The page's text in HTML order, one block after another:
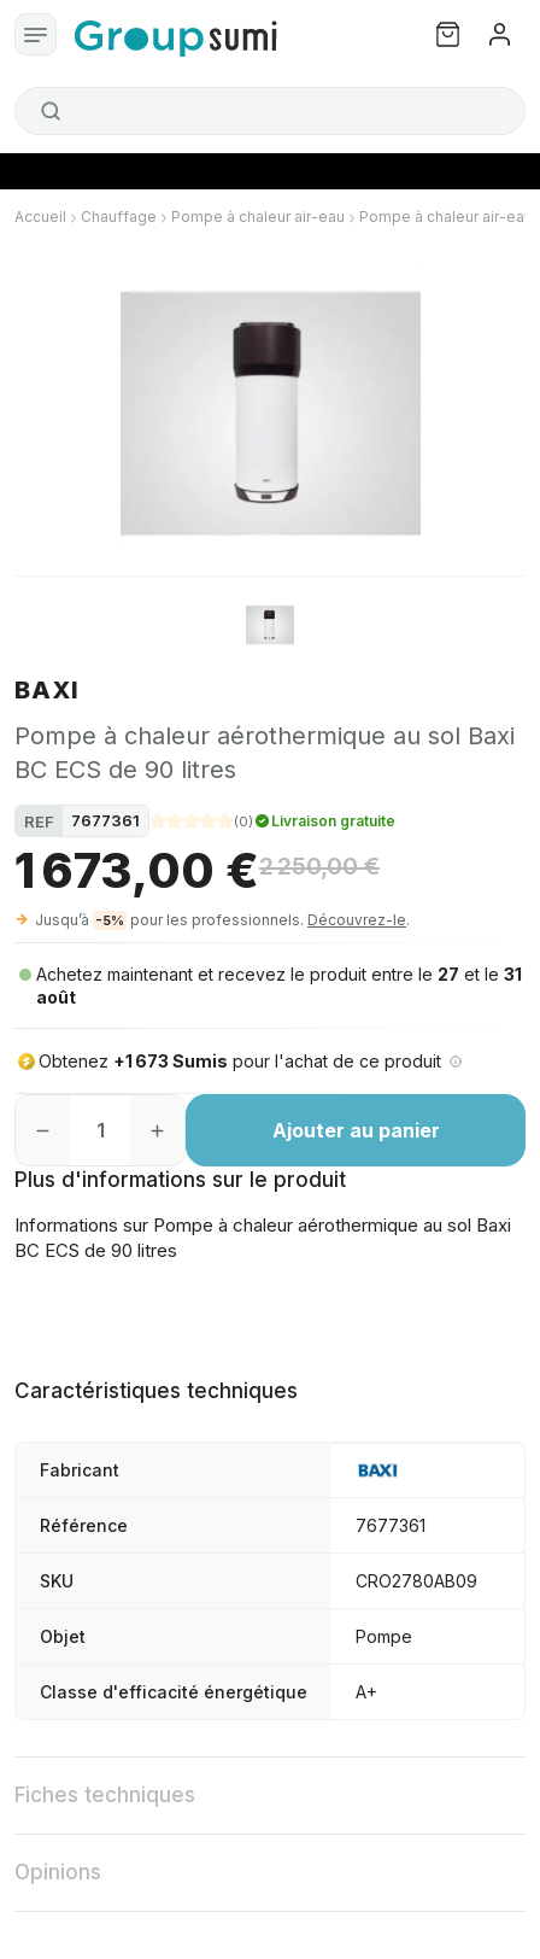
Accueil Chauffage Pompe à chaleur air-eau Pompe à chaleur air-eau
BAXI
Pompe à chaleur aérothermique au sol Baxi
BC ECS de 90 litres
REF 7677361 (0) Livraison gratuite
1 673,00 €2 250,00 €
Jusqu’à -5% pour les professionnels. Découvrez-le.
Achetez maintenant et recevez le produit entre le 27 et le31
août
Obtenez +1 673 Sumis pour l'achat de ce produit
Ajouter au panier
Plus d'informations sur le produit
Informations sur Pompe à chaleur aérothermique au sol Baxi
BC ECS de 90 litres
Caractéristiques techniques
Fabricant
Référence 7677361
SKU CRO2780AB09
Objet Pompe
Classe d'efficacité énergétique A+
Fiches techniques
Opinions